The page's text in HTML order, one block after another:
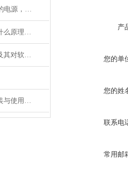
Murr电源是什么类型的电源，主要用于哪些领域？
菲尼克斯继电器基于什么原理工作？
穆尔接插件的重要性及其对软件开发的影响
菲尼克斯接插件的安装与使用技巧
产
您的单
您的姓
联系电
常用邮